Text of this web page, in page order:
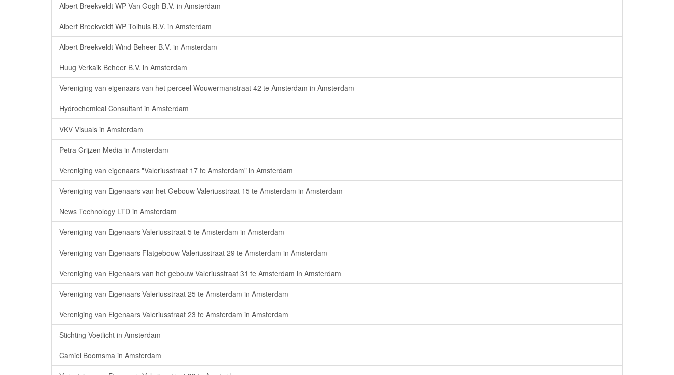
Albert Breekveldt WP Van Gogh B.V. in Amsterdam
Albert Breekveldt WP Tolhuis B.V. in Amsterdam
Albert Breekveldt Wind Beheer B.V. in Amsterdam
Huug Verkaik Beheer B.V. in Amsterdam
Vereniging van eigenaars van het perceel Wouwermanstraat 42 te Amsterdam in Amsterdam
Hydrochemical Consultant in Amsterdam
VKV Visuals in Amsterdam
Petra Grijzen Media in Amsterdam
Vereniging van eigenaars "Valeriusstraat 17 te Amsterdam" in Amsterdam
Vereniging van Eigenaars van het Gebouw Valeriusstraat 15 te Amsterdam in Amsterdam
News Technology LTD in Amsterdam
Vereniging van Eigenaars Valeriusstraat 5 te Amsterdam in Amsterdam
Vereniging van Eigenaars Flatgebouw Valeriusstraat 29 te Amsterdam in Amsterdam
Vereniging van Eigenaars van het gebouw Valeriusstraat 31 te Amsterdam in Amsterdam
Vereniging van Eigenaars Valeriusstraat 25 te Amsterdam in Amsterdam
Vereniging van Eigenaars Valeriusstraat 23 te Amsterdam in Amsterdam
Stichting Voetlicht in Amsterdam
Camiel Boomsma in Amsterdam